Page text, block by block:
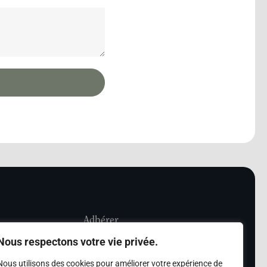
respectons votre vie privée.
utilisons des cookies pour améliorer votre expérience de
Les Amis de
Adhérer
Adhésion